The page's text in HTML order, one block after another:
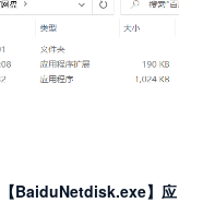
【BaiduNetdisk.exe】应